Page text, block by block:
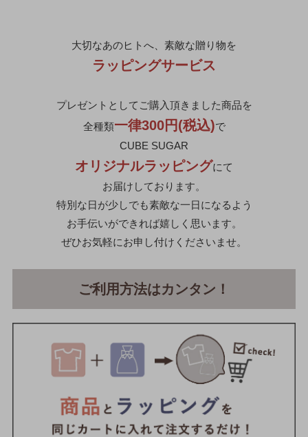
大切なあのヒトへ、素敵な贈り物を
ラッピングサービス
プレゼントとしてご購入頂きました商品を
全種類一律300円(税込)で
CUBE SUGAR
オリジナルラッピングにて
お届けしております。
特別な日が少しでも素敵な一日になるよう
お手伝いができれば嬉しく思います。
ぜひお気軽にお申し付けくださいませ。
ご利用方法はカンタン！